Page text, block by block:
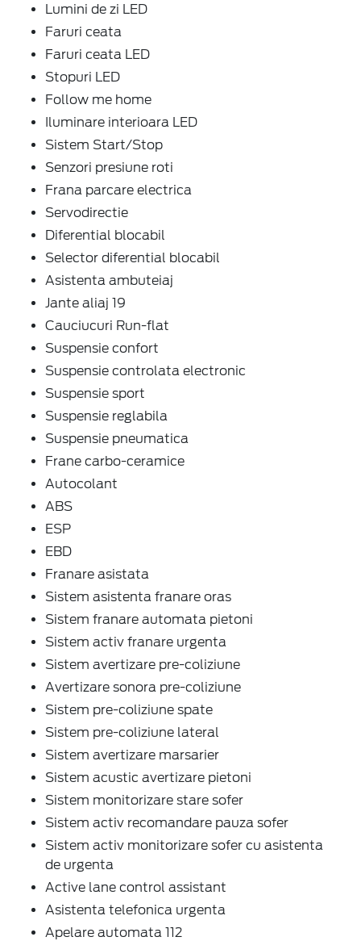
Lumini de zi LED
Faruri ceata
Faruri ceata LED
Stopuri LED
Follow me home
Iluminare interioara LED
Sistem Start/Stop
Senzori presiune roti
Frana parcare electrica
Servodirectie
Diferential blocabil
Selector diferential blocabil
Asistenta ambuteiaj
Jante aliaj 19
Cauciucuri Run-flat
Suspensie confort
Suspensie controlata electronic
Suspensie sport
Suspensie reglabila
Suspensie pneumatica
Frane carbo-ceramice
Autocolant
ABS
ESP
EBD
Franare asistata
Sistem asistenta franare oras
Sistem franare automata pietoni
Sistem activ franare urgenta
Sistem avertizare pre-coliziune
Avertizare sonora pre-coliziune
Sistem pre-coliziune spate
Sistem pre-coliziune lateral
Sistem avertizare marsarier
Sistem acustic avertizare pietoni
Sistem monitorizare stare sofer
Sistem activ recomandare pauza sofer
Sistem activ monitorizare sofer cu asistenta
de urgenta
Active lane control assistant
Asistenta telefonica urgenta
Apelare automata 112